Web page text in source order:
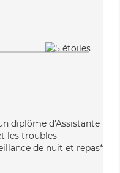
diplôme d'Assistante
les troubles
de nuit et repas*